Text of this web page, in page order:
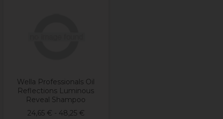
Wella Professionals Oil
Reflections Luminous
Reveal Shampoo
24,65 € - 48,25 €